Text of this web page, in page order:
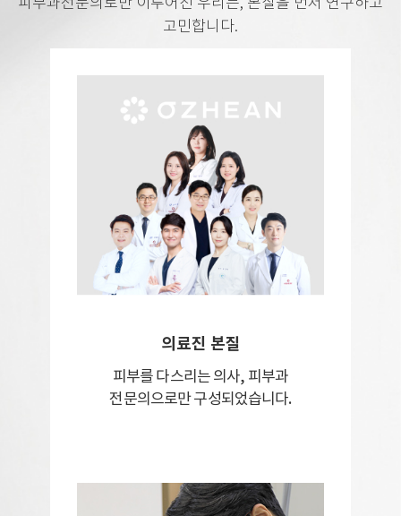
피부과전문의로만 이루어진 우리는, 본질을 먼저 연구하고
고민합니다.
의료진 본질
피부를 다스리는 의사, 피부과
전문의으로만 구성되었습니다.